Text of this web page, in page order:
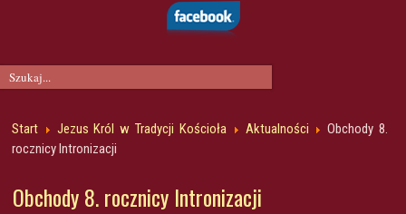
Start Jezus Król w Tradycji Kościoła Aktualności
Obchody 8.
rocznicy Intronizacji
Obchody 8. rocznicy Intronizacji